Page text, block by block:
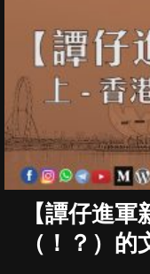
【譚仔進
（！？）